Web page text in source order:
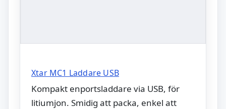
Xtar MC1 Laddare USB
Kompakt enportsladdare via USB, för
litiumjon. Smidig att packa, enkel att